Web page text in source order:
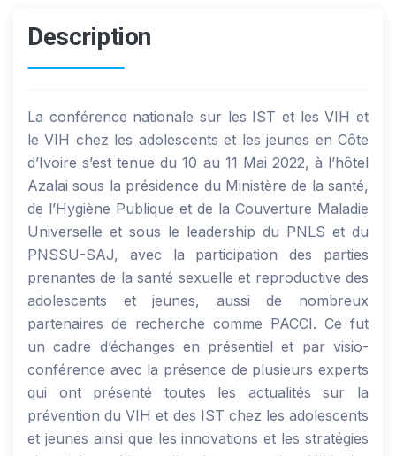
Description
La conférence nationale sur les IST et les VIH et
le VIH chez les adolescents et les jeunes en Côte
d’Ivoire s’est tenue du 10 au 11 Mai 2022, à l’hôtel
Azalai sous la présidence du Ministère de la santé,
de l’Hygiène Publique et de la Couverture Maladie
Universelle et sous le leadership du PNLS et du
PNSSU-SAJ, avec la participation des parties
prenantes de la santé sexuelle et reproductive des
adolescents et jeunes, aussi de nombreux
partenaires de recherche comme PACCI. Ce fut
un cadre d’échanges en présentiel et par visio-
conférence avec la présence de plusieurs experts
qui ont présenté toutes les actualités sur la
prévention du VIH et des IST chez les adolescents
et jeunes ainsi que les innovations et les stratégies